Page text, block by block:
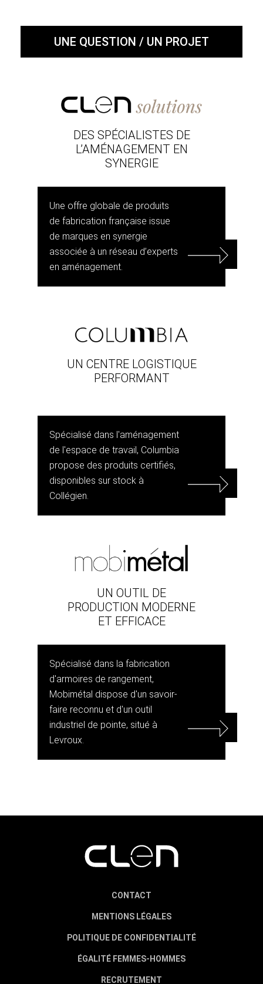
UNE QUESTION / UN PROJET
DES SPÉCIALISTES DE
L’AMÉNAGEMENT EN
SYNERGIE
Une offre globale de produits
de fabrication française issue
de marques en synergie
associée à un réseau d’experts
en aménagement.
UN CENTRE LOGISTIQUE
PERFORMANT
Spécialisé dans l'aménagement
de l'espace de travail, Columbia
propose des produits certifiés,
disponibles sur stock à
Collégien.
UN OUTIL DE
PRODUCTION MODERNE
ET EFFICACE
Spécialisé dans la fabrication
d'armoires de rangement,
Mobimétal dispose d'un savoir-
faire reconnu et d'un outil
industriel de pointe, situé à
Levroux.
CONTACT
MENTIONS LÉGALES
POLITIQUE DE CONFIDENTIALITÉ
ÉGALITÉ FEMMES-HOMMES
RECRUTEMENT